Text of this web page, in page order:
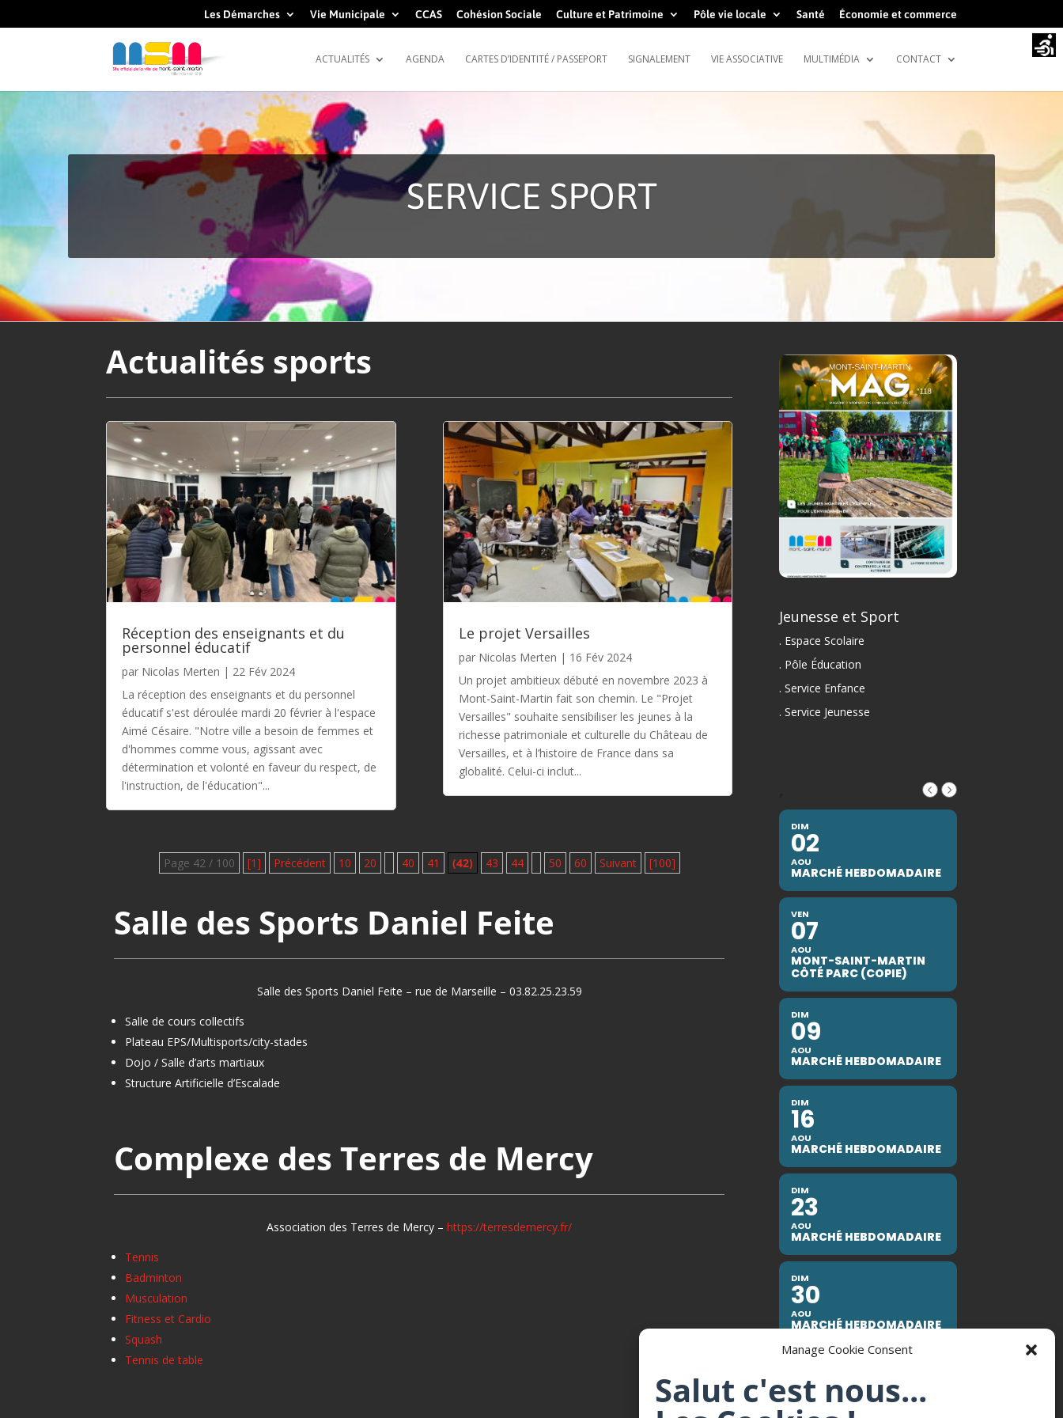
Manage Cookie Consent
Salut c'est nous...
Les Démarches Vie Municipale CCAS Cohésion Sociale Culture et Patrimoine Pôle vie locale Santé Économie et commerce
ACTUALITÉS AGENDA CARTES D’IDENTITÉ / PASSEPORT SIGNALEMENT VIE ASSOCIATIVE MULTIMÉDIA CONTACT
SERVICE SPORT
Actualités sports
Réception des enseignants et du
personnel éducatif
par Nicolas Merten | 22 Fév 2024
La réception des enseignants et du personnel
éducatif s'est déroulée mardi 20 février à l'espace
Aimé Césaire. "Notre ville a besoin de femmes et
d'hommes comme vous, agissant avec
détermination et volonté en faveur du respect, de
l'instruction, de l'éducation"...
Le projet Versailles
par Nicolas Merten | 16 Fév 2024
Un projet ambitieux débuté en novembre 2023 à
Mont-Saint-Martin fait son chemin. Le "Projet
Versailles" souhaite sensibiliser les jeunes à la
richesse patrimoniale et culturelle du Château de
Versailles, et à l’histoire de France dans sa
globalité. Celui-ci inclut...
Page 42 / 100 [1] Précédent 10 20 40 41 (42) 43 44 50 60 Suivant [100]
Salle des Sports Daniel Feite
Salle des Sports Daniel Feite – rue de Marseille – 03.82.25.23.59
Salle de cours collectifs
Plateau EPS/Multisports/city-stades
Dojo / Salle d’arts martiaux
Structure Artificielle d’Escalade
Complexe des Terres de Mercy
Association des Terres de Mercy –https://terresdemercy.fr/
Tennis
Badminton
Musculation
Fitness et Cardio
Squash
Tennis de table
Jeunesse et Sport
. Espace Scolaire
. Pôle Éducation
. Service Enfance
. Service Jeunesse
DIM
02
AOU
MARCHÉ HEBDOMADAIRE
VEN
07
AOU
MONT-SAINT-MARTIN
CÔTÉ PARC (COPIE)
DIM
09
AOU
MARCHÉ HEBDOMADAIRE
DIM
16
AOU
MARCHÉ HEBDOMADAIRE
DIM
23
AOU
MARCHÉ HEBDOMADAIRE
DIM
30
AOU
MARCHÉ HEBDOMADAIRE